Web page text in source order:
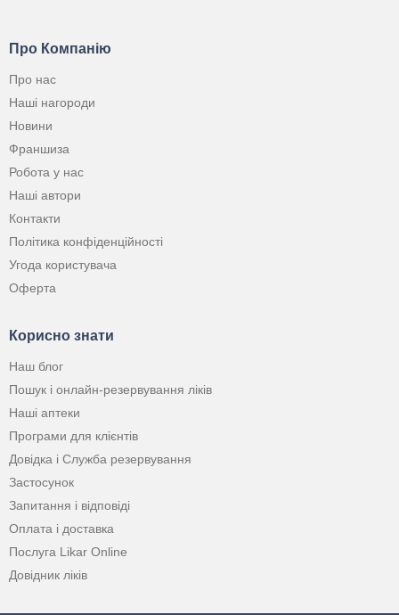
Про Компанію
Про нас
Наші нагороди
Новини
Франшиза
Робота у нас
Наші автори
Контакти
Політика конфіденційності
Угода користувача
Оферта
Корисно знати
Наш блог
Пошук і онлайн-резервування ліків
Наші аптеки
Програми для клієнтів
Довідка і Служба резервування
Застосунок
Запитання і відповіді
Оплата і доставка
Послуга Likar Online
Довідник ліків